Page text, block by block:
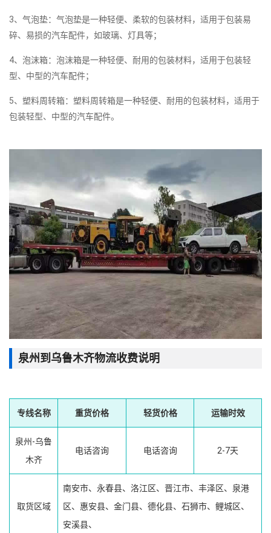
3、气泡垫：气泡垫是一种轻便、柔软的包装材料，适用于包装易
碎、易损的汽车配件，如玻璃、灯具等；
4、泡沫箱：泡沫箱是一种轻便、耐用的包装材料，适用于包装轻
型、中型的汽车配件；
5、塑料周转箱：塑料周转箱是一种轻便、耐用的包装材料，适用于
包装轻型、中型的汽车配件。
泉州到乌鲁木齐物流收费说明
专线名称 重货价格 轻货价格 运输时效
泉州-乌鲁
木齐
电话咨询 电话咨询 2-7天
取货区域
南安市、永春县、洛江区、晋江市、丰泽区、泉港
区、惠安县、金门县、德化县、石狮市、鲤城区、
安溪县、